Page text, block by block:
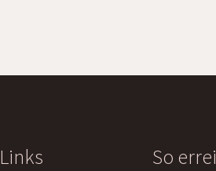
Links So